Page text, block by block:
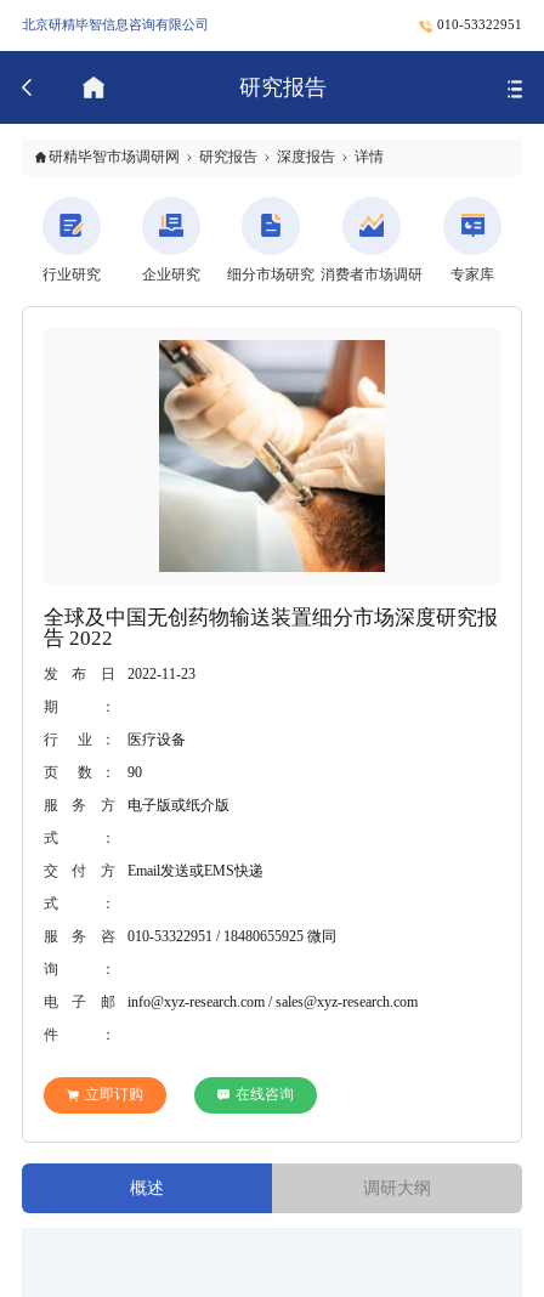
北京研精毕智信息咨询有限公司 010-53322951
研究报告
研精毕智市场调研网 研究报告 深度报告 详情
行业研究 企业研究 细分市场研究 消费者市场调研 专家库
全球及中国无创药物输送装置细分市场深度研究报
告 2022
发布日
期：
2022-11-23
行 业：
医疗设备
页 数：
90
服务方
式：
电子版或纸介版
交付方
式：
Email发送或EMS快递
服务咨
询：
010-53322951 / 18480655925 微同
电子邮
件：
info@xyz-research.com / sales@xyz-research.com
立即订购 在线咨询
概述 调研大纲